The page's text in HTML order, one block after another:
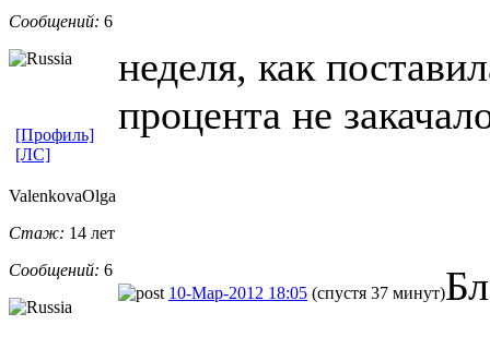
Сообщений: 6
неделя, как
процента не
[Профиль]
[ЛС]
ValenkovaOlg​a
Стаж: 14 лет
Сообщений: 6
10-Мар-2012 18:05 (спустя 37 минут)